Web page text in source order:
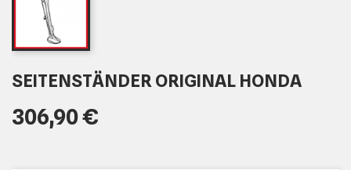
SEITENSTÄNDER ORIGINAL HONDA
306,90 €